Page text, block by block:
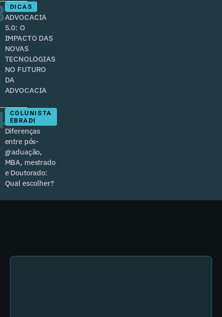
DICAS
ADVOCACIA
5.0: O
IMPACTO DAS
NOVAS
TECNOLOGIAS
NO FUTURO
DA
ADVOCACIA
COLUNISTA
EBRADI
Diferenças
entre pós-
graduação,
MBA, mestrado
e Doutorado:
Qual escolher?